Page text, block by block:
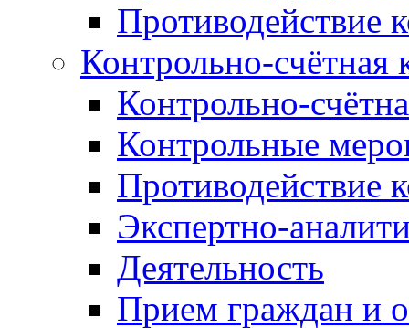
Противодействие
Контрольно-счётная
Контрольно-
Контрольные
Противодействие
Экспертно-
Деятельность
Прием граждан и